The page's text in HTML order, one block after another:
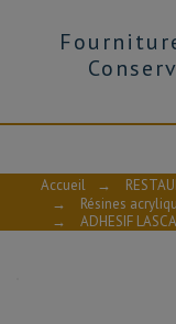
Accueil →
→
Résines
→
ADHESIF